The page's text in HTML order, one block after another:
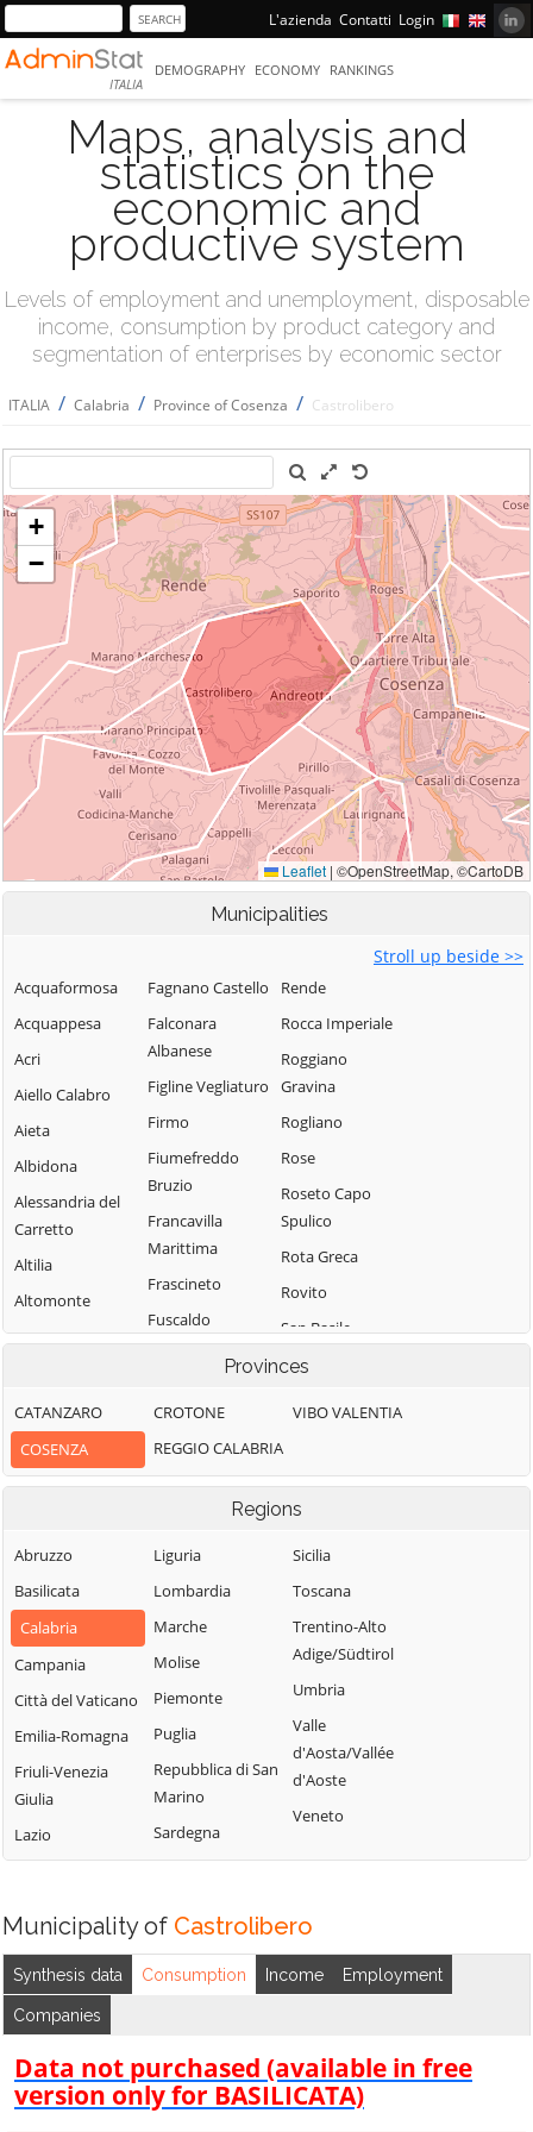
L'azienda Contatti Login
ITALIA
DEMOGRAPHY ECONOMY RANKINGS
Maps, analysis and
statistics on the
economic and
productive system
Levels of employment and unemployment, disposable
income, consumption by product category and
segmentation of enterprises by economic sector
ITALIA / Calabria / Province of Cosenza / Castrolibero
Municipalities
Stroll up beside >>
Acquaformosa
Acquappesa
Acri
Aiello Calabro
Aieta
Albidona
Alessandria del
Carretto
Altilia
Altomonte
Amantea
Aprigliano
Belmonte
Calabro
Bianchi
Bisignano
Bocchigliero
Bonifati
Buonvicino
Calopezzati
Cariati
Carolei
Carpanzano
Casali del Manco
Cassano all'Ionio
Castiglione
Fagnano Castello
Falconara
Albanese
Figline Vegliaturo
Firmo
Fiumefreddo
Bruzio
Francavilla
Marittima
Frascineto
Fuscaldo
Piemontese
Lago
Laino Castello
Lappano
Lattarico
Longobardi
Longobucco
Lungro
Luzzi
Mandatoriccio
Mangone
Principato
Marzi
Rende
Rocca Imperiale
Roggiano
Gravina
Rogliano
Rose
Roseto Capo
Spulico
Rota Greca
Rovito
San Basile
San Benedetto
Albanese
San Demetrio
Corone
San Donato di
San Giorgio
Albanese
San Giovanni in
Fiore
San Lorenzo
Vallo
San Marco
Argentano
San Nicola Arcella
San Pietro in
Provinces
CATANZARO
COSENZA
CROTONE
REGGIO CALABRIA
VIBO VALENTIA
Regions
Abruzzo
Basilicata
Calabria
Campania
Città del Vaticano
Emilia-Romagna
Friuli-Venezia
Giulia
Lazio
Liguria
Lombardia
Marche
Molise
Piemonte
Puglia
Repubblica di San
Marino
Sardegna
Sicilia
Toscana
Trentino-Alto
Adige/Südtirol
Umbria
Valle
d'Aosta/Vallée
d'Aoste
Veneto
Municipality of Castrolibero
Synthesis data Consumption Income Employment
Companies
Data not purchased (available in free
version only for BASILICATA)